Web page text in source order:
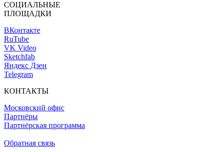
СОЦИАЛЬНЫЕ
ПЛОЩАДКИ
ВКонтакте
RuTube
VK Video
Sketchfab
Яндекс Дзен
Telegram
КОНТАКТЫ
Московский офис
Партнёры
Партнёрская программа
Обратная связь